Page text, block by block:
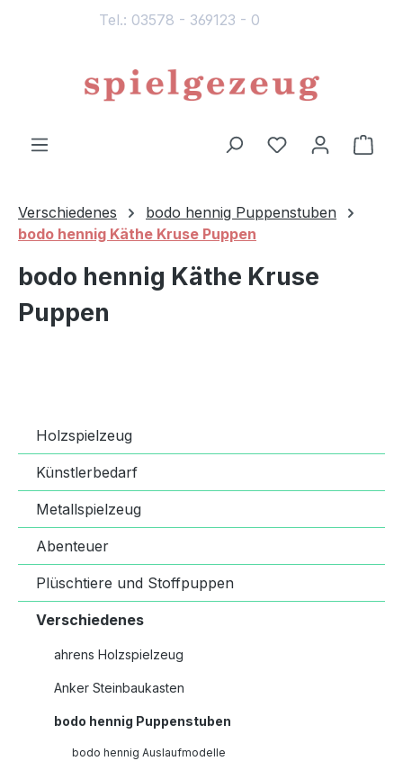
Tel.: 03578 - 369123 - 0
Du hast 0
Verschiedenes
bodo hennig Puppenstuben
bodo hennig Käthe Kruse Puppen
bodo hennig Käthe Kruse
Puppen
Holzspielzeug
Künstlerbedarf
Metallspielzeug
Abenteuer
Plüschtiere und Stoffpuppen
Verschiedenes
ahrens Holzspielzeug
Anker Steinbaukasten
bodo hennig Puppenstuben
bodo hennig Auslaufmodelle